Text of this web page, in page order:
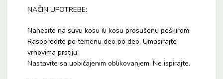
NAČIN UPOTREBE:
Nanesite na suvu kosu ili kosu prosušenu peškirom.
Rasporedite po temenu deo po deo. Umasirajte
vrhovima prstiju.
Nastavite sa uobičajenim oblikovanjem. Ne ispirajte.